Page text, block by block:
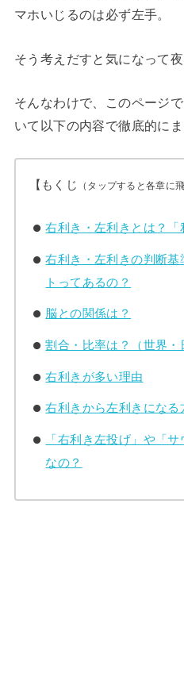
マホいじるのは必ず左手。
そう考えだすと気になって
そんなわけで、このページ
いて以下の内容で徹底的に
【もくじ （タップすると各章に
右利き・左利きとは？「
右利き・左利きの判断
トってあるの？
脳との関係は？
割合・比率は？（世界・
右利きが多い理由
右利きから左利きになる
「右利き左投げ」や「
なの？